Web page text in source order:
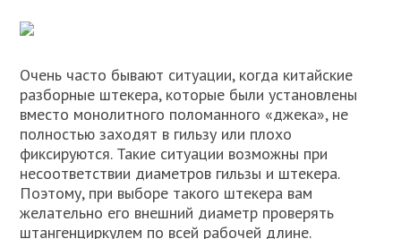
Очень часто бывают ситуации, когда китайские
разборные штекера, которые были установлены
вместо монолитного поломанного «джека», не
полностью заходят в гильзу или плохо
фиксируются. Такие ситуации возможны при
несоответствии диаметров гильзы и штекера.
Поэтому, при выборе такого штекера вам
желательно его внешний диаметр проверять
штангенциркулем по всей рабочей длине.